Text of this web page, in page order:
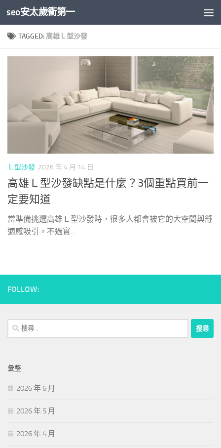
Skip to content
seo安太歲衝第一
TAGGED: 高雄Ｌ型沙發
Ｌ型沙發 2026 年 4 月 14 日
高雄Ｌ型沙發缺點是什麼？3個重點買前一
定要知道
當準備挑選高雄Ｌ型沙發時，很多人都會被它的大空間與舒
適感吸引。不過實...
FOLLOW:
搜
尋
字:
彙整
2026 年 6 月
2026 年 5 月
2026 年 4 月